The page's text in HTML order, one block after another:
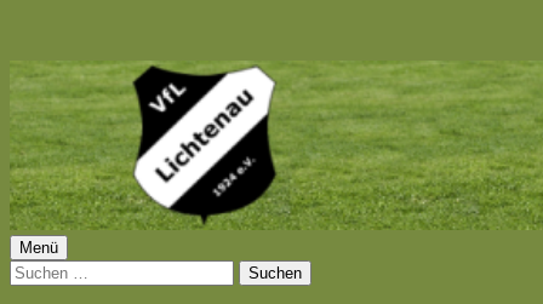
Springe
zum
Inhalt
VfL Lichtenau 1924 e.V.
Primäres
Menü
Menü
Suchen
nach: